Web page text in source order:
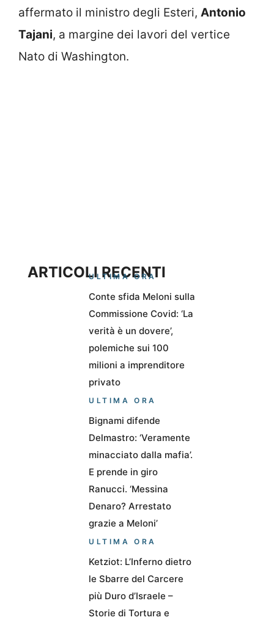
affermato il ministro degli Esteri, Antonio
Tajani, a margine dei lavori del vertice
Nato di Washington.
ARTICOLI RECENTI
ULTIMA ORA
Conte sfida Meloni sulla
Commissione Covid: ‘La
verità è un dovere’,
polemiche sui 100
milioni a imprenditore
privato
ULTIMA ORA
Bignami difende
Delmastro: ‘Veramente
minacciato dalla mafia’.
E prende in giro
Ranucci. ‘Messina
Denaro? Arrestato
grazie a Meloni’
ULTIMA ORA
Ketziot: L’Inferno dietro
le Sbarre del Carcere
più Duro d’Israele –
Storie di Tortura e